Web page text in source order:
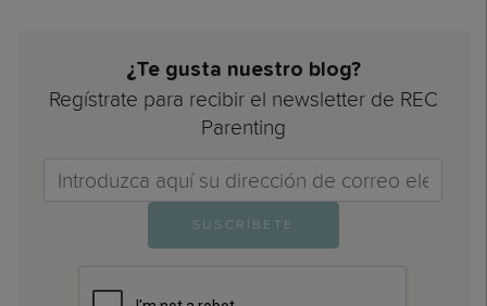
¿Te gusta nuestro blog?
Regístrate para recibir el newsletter de REC
Parenting
Email>
SUSCRÍBETE